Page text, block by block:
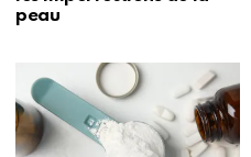
peau